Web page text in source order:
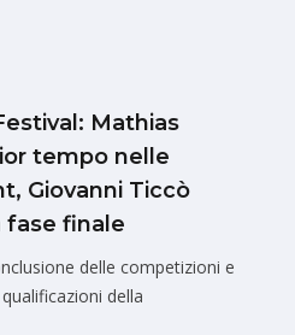
Mathias
tempo nelle
Giovanni Ticcò
fase finale
delle competizioni e
della